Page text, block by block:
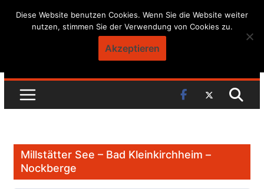
Skip
Millstätter See – Bad Kleinkirchheim –
Nockberge
Diese Website benutzen Cookies. Wenn Sie die Website weiter
nutzen, stimmen Sie der Verwendung von Cookies zu.
Akzeptieren